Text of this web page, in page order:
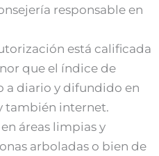
responsable en
está calificada
que el índice de
a diario y difundido en
también internet.
áreas limpias y
arboladas o bien de